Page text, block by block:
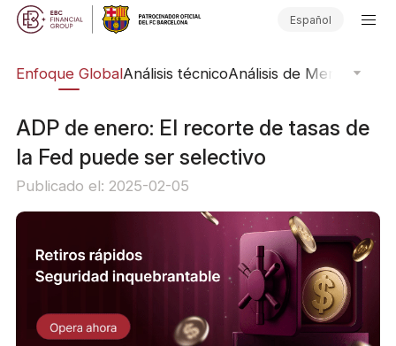
Español
Enfoque GlobalAnálisis técnicoAnálisis de Mercado
ADP de enero: El recorte de tasas de
la Fed puede ser selectivo
Publicado el: 2025-02-05